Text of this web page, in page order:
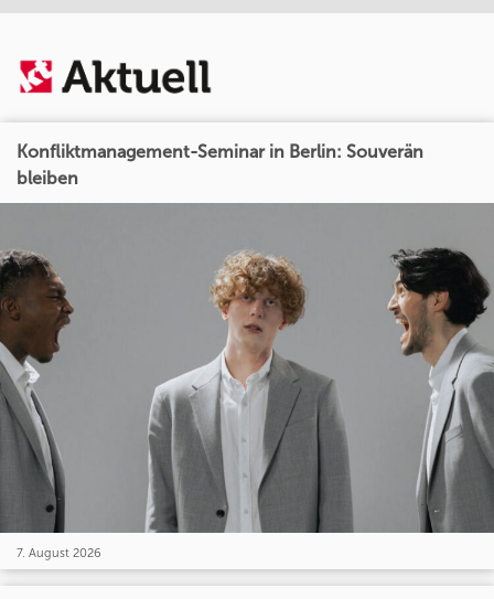
Konfliktmanagement-Seminar in Berlin: Souverän
bleiben
7. August 2026